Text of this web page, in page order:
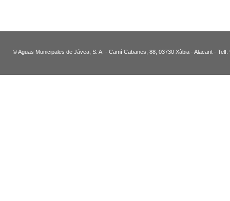
© Aguas Municipales de Jávea, S. A. - Camí Cabanes, 88, 03730 Xàbia - Alacant -